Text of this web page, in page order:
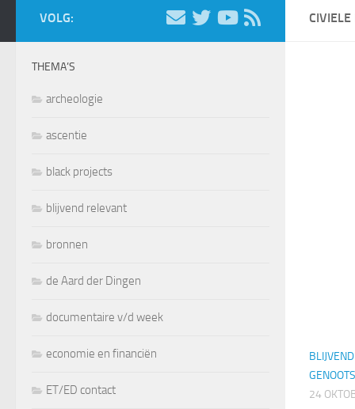
24
VOLG:
THEMA’S
archeologie
ascentie
black projects
blijvend relevant
bronnen
de Aard der Dingen
documentaire v/d week
economie en financiën
ET/ED contact